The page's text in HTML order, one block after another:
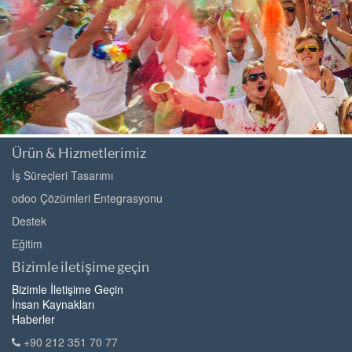
Ürün & Hizmetlerimiz
İş Süreçleri Tasarımı
odoo Çözümleri Entegrasyonu
Destek
Eğitim
Bizimle iletişime geçin
Bizimle İletişime Geçin
İnsan Kaynakları
Haberler
+90 212 351 70 77